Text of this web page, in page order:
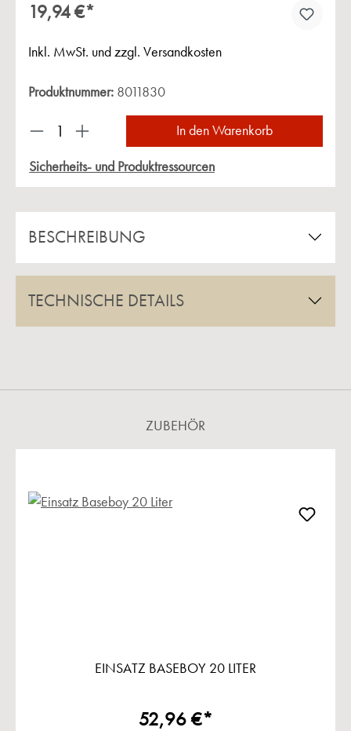
19,94 €*
Inkl. MwSt. und zzgl. Versandkosten
Produktnummer: 8011830
Produkt Anzahl: Gib den gewünschten Wert
In den Warenkorb
Sicherheits- und Produktressourcen
BESCHREIBUNG
TECHNISCHE DETAILS
ZUBEHÖR
EINSATZ BASEBOY 20 LITER
52,96 €*